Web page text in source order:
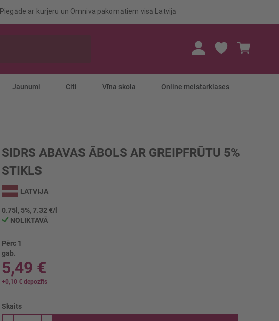
Piegāde ar kurjeru un Omniva pakomātiem visā Latvijā
Jaunumi Citi Vīna skola Online meistarklases
SIDRS ABAVAS ĀBOLS AR GREIPFRŪTU 5%
STIKLS
LATVIJA
0.75l, 5%, 7.32 €/l
NOLIKTAVĀ
Pērc 1
gab.
5,49 €
+0,10 € depozīts
Skaits